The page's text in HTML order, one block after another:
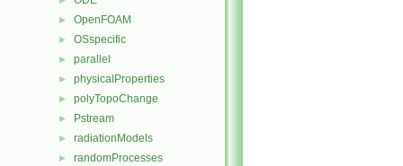
► OpenFOAM
► OSspecific
► parallel
► physicalProperties
► polyTopoChange
► Pstream
► radiationModels
► randomProcesses